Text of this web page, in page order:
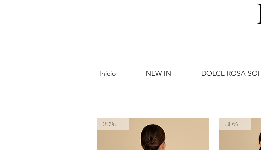
Inicio NEW IN DOLCE ROSA